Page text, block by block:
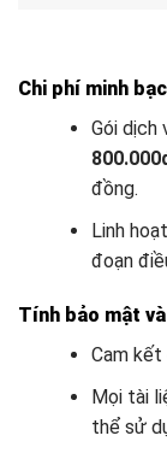
Chi phí minh
Gói dịch
đồng.
Linh
đoạn
Tính bảo mật
Cam kết
Mọi tài
thể sử